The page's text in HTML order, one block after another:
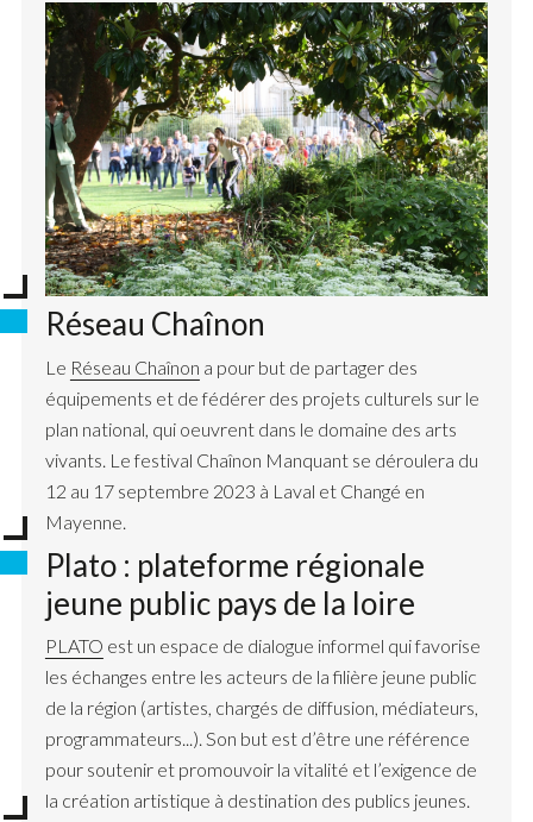
Réseau Chaînon
Le Réseau Chaînon a pour but de partager des
équipements et de fédérer des projets culturels sur le
plan national, qui oeuvrent dans le domaine des arts
vivants. Le festival Chaînon Manquant se déroulera du
12 au 17 septembre 2023 à Laval et Changé en
Mayenne.
Plato : plateforme régionale
jeune public pays de la loire
PLATO est un espace de dialogue informel qui favorise
les échanges entre les acteurs de la filière jeune public
de la région (artistes, chargés de diffusion, médiateurs,
programmateurs...). Son but est d’être une référence
pour soutenir et promouvoir la vitalité et l’exigence de
la création artistique à destination des publics jeunes.